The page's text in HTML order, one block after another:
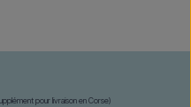
pour livraison en Corse)